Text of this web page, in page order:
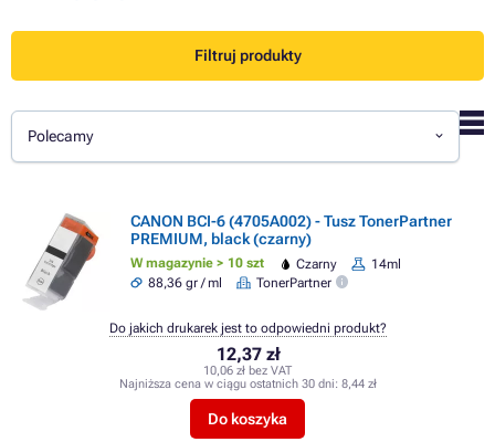
Filtruj produkty
Polecamy
CANON BCI-6 (4705A002) - Tusz TonerPartner
PREMIUM, black (czarny)
W magazynie > 10 szt Czarny
14ml
88,36 gr / ml
TonerPartner
12,37 zł
10,06 zł bez VAT
Najniższa cena w ciągu ostatnich 30 dni: 8,44 zł
Do koszyka
Do jakich drukarek jest to odpowiedni produkt?